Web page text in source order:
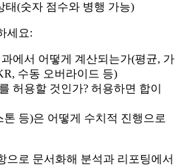
태(숫자 점수와 병행 가능)
세요:
에서 어떻게 계산되는가(평균, 가
수동 오버라이드 등)
허용할 것인가? 허용하면 합이
등)은 어떻게 수치적 진행으로
으로 문서화해 분석과 리포팅에서